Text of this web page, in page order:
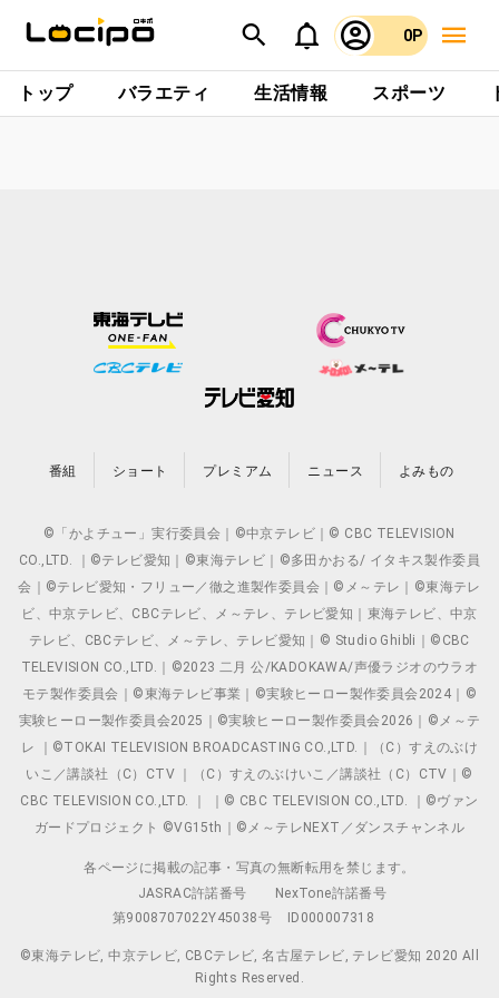
0P
トップ バラエティ 生活情報 スポーツ
番組 ショート プレミアム ニュース よみもの
©「かよチュー」実行委員会｜©中京テレビ｜© CBC TELEVISION
CO.,LTD. ｜©テレビ愛知｜©東海テレビ｜©多田かおる/ イタキス製作委員
会｜©テレビ愛知・フリュー／徹之進製作委員会｜©メ～テレ｜©東海テレ
ビ、中京テレビ、CBCテレビ、メ～テレ、テレビ愛知｜東海テレビ、中京
テレビ、CBCテレビ、メ～テレ、テレビ愛知｜© Studio Ghibli｜©CBC
TELEVISION CO.,LTD.｜©2023 二月 公/KADOKAWA/声優ラジオのウラオ
モテ製作委員会｜©東海テレビ事業｜©実験ヒーロー製作委員会2024｜©
実験ヒーロー製作委員会2025｜©実験ヒーロー製作委員会2026｜©メ～テ
レ ｜©TOKAI TELEVISION BROADCASTING CO.,LTD.｜（C）すえのぶけ
いこ／講談社（C）CTV ｜（C）すえのぶけいこ／講談社（C）CTV｜©
CBC TELEVISION CO.,LTD. ｜ ｜© CBC TELEVISION CO.,LTD. ｜©ヴァン
ガードプロジェクト ©VG15th｜©メ～テレNEXT／ダンスチャンネル
各ページに掲載の記事・写真の無断転用を禁じます。
JASRAC許諾番号
NexTone許諾番号
第9008707022Y45038号
ID000007318
©東海テレビ, 中京テレビ, CBCテレビ, 名古屋テレビ, テレビ愛知 2020 All
Rights Reserved.